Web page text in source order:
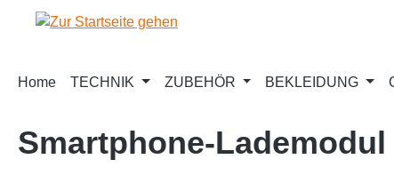
Hauptinhalt springen
Zur Suche springen
Zur Hauptnavigation springen
Home TECHNIK ZUBEHÖR BEKLEIDUNG
Smartphone-Lademodul